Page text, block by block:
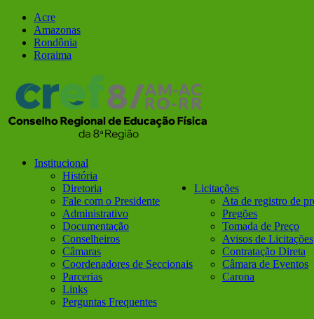
para
conteúdo
Facebook
Instagram
Acre
Amazonas
Rondônia
Roraima
Institucional
História
Diretoria
Fale com o Presidente
Administrativo
Documentação
Conselheiros
Câmaras
Coordenadores de Seccionais
Parcerias
Links
Perguntas Frequentes
Licitações
Ata de registro de
Pregões
Tomada de Preço
Avisos de Licitações
Contratação Direta
Câmara de Eventos
Carona